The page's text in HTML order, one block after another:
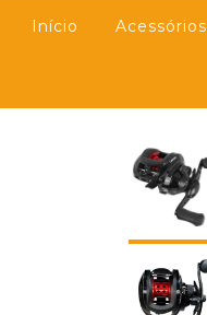
Início Acessórios